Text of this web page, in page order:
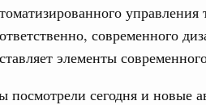
современного
элементы
посмотрели сегодня и новые
экономический союз.